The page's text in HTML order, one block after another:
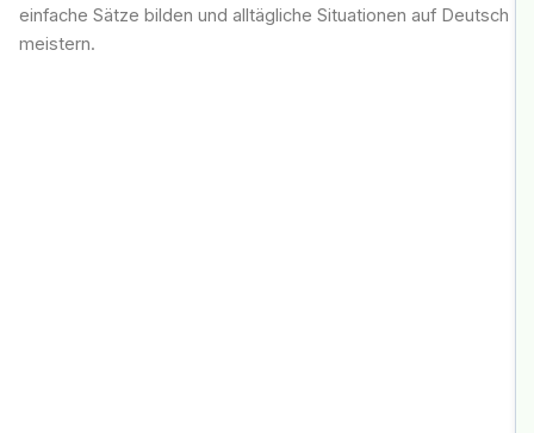
einfache Sätze bilden und alltägliche Situationen auf Deutsch
meistern.